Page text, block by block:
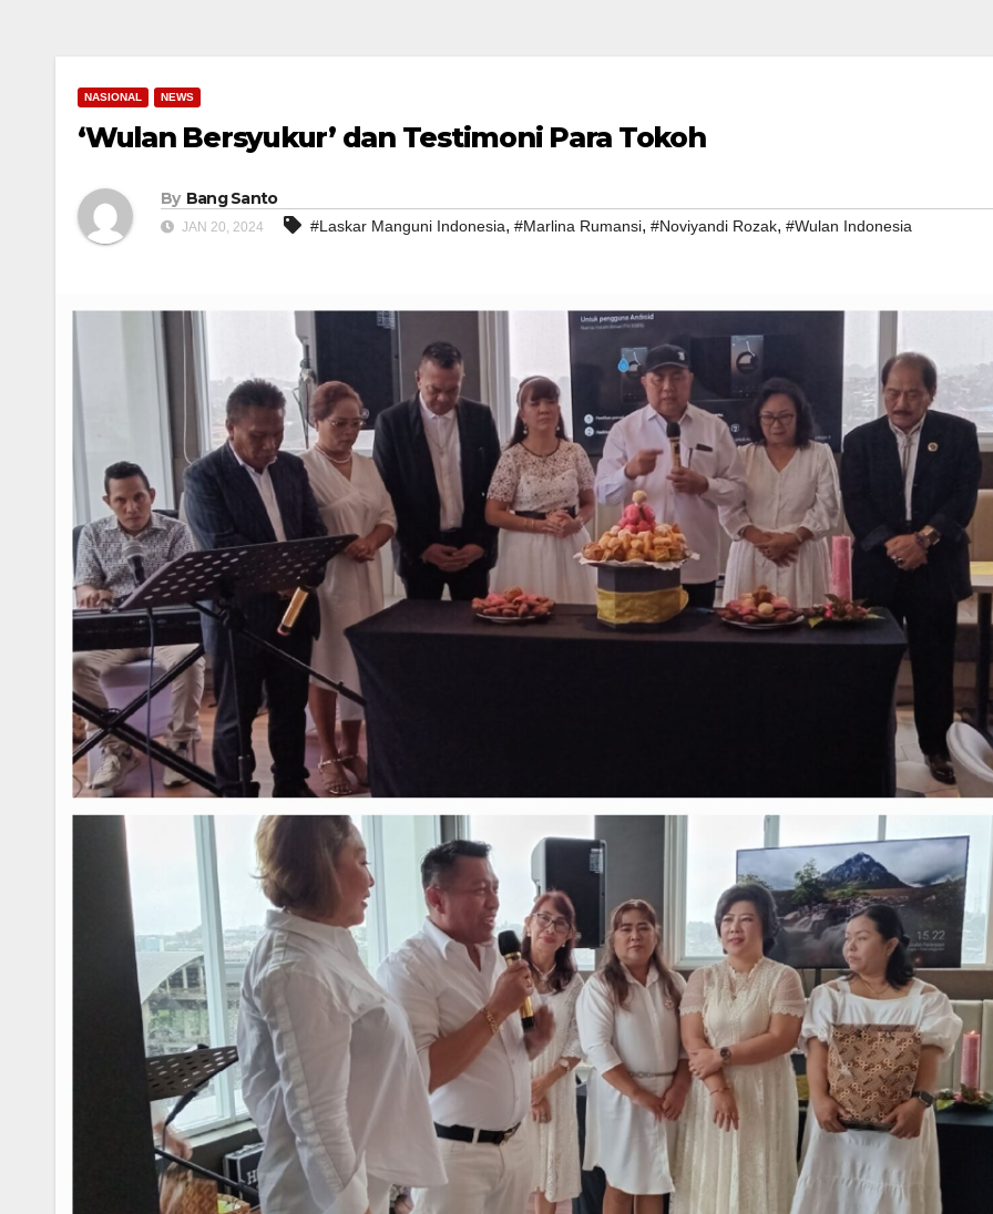
NASIONAL NEWS
‘Wulan Bersyukur’ dan Testimoni Para Tokoh
By Bang Santo
JAN 20, 2024 #Laskar Manguni Indonesia, #Marlina Rumansi, #Noviyandi Rozak, #Wulan Indonesia